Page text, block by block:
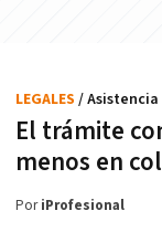
El trámite
menos en
LEGALES / Asistencia
PoriProfesional